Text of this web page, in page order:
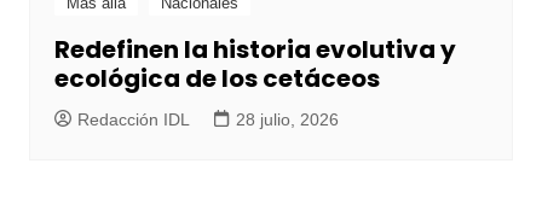
Redefinen la historia evolutiva y
ecológica de los cetáceos
Redacción IDL 28 julio, 2026